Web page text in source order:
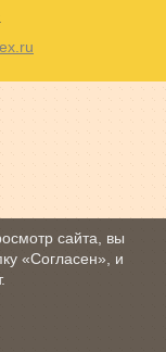
сайта, вы
«Согласен», и